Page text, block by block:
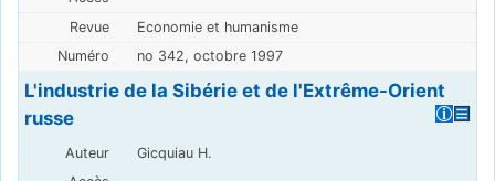
Economie et humanisme
no 342, octobre 1997
L'industrie de la Sibérie et de l'Extrême-Orient
russe
Gicquiau H.